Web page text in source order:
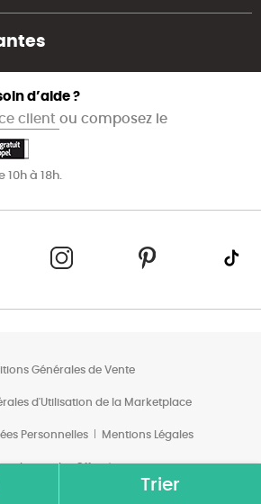
Trier
d’aide ?
client ou composez le
10h à 18h.
Générales de Vente
d'Utilisation de la Marketplace
Personnelles Mentions Légales
des Offres*